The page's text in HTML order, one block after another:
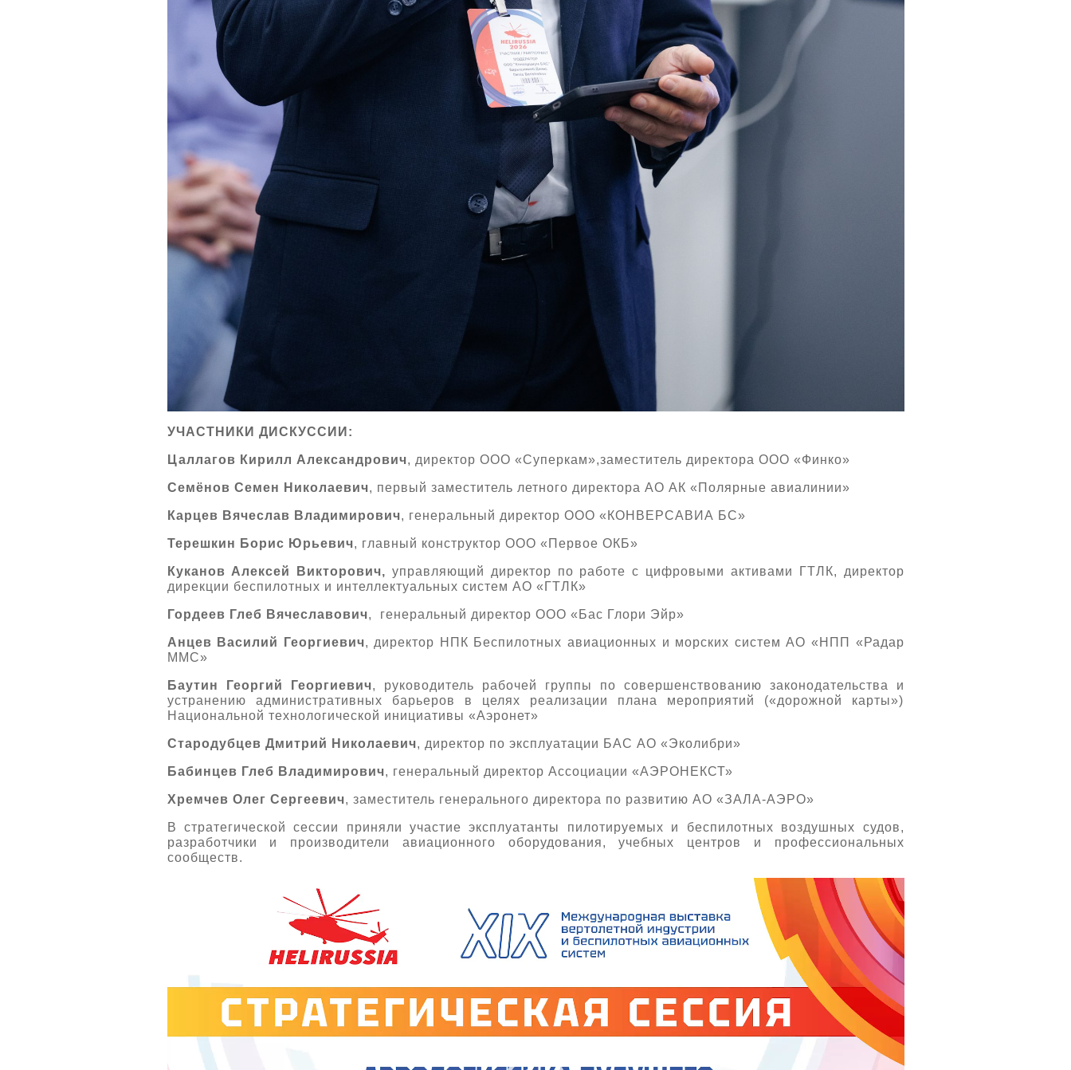
УЧАСТНИКИ ДИСКУССИИ:
Цаллагов Кирилл Александрович, директор ООО «Суперкам»,заместитель директора ООО «Финко»
Семёнов Семен Николаевич, первый заместитель летного директора АО АК «Полярные авиалинии»
Карцев Вячеслав Владимирович, генеральный директор ООО «КОНВЕРСАВИА БС»
Терешкин Борис Юрьевич, главный конструктор ООО «Первое ОКБ»
Куканов Алексей Викторович, управляющий директор по работе с цифровыми активами ГТЛК, директор
дирекции беспилотных и интеллектуальных систем АО «ГТЛК»
Гордеев Глеб Вячеславович, генеральный директор ООО «Бас Глори Эйр»
Анцев Василий Георгиевич, директор НПК Беспилотных авиационных и морских систем АО «НПП «Радар
ММС»
Баутин Георгий Георгиевич, руководитель рабочей группы по совершенствованию законодательства и
устранению административных барьеров в целях реализации плана мероприятий («дорожной карты»)
Национальной технологической инициативы «Аэронет»
Стародубцев Дмитрий Николаевич, директор по эксплуатации БАС АО «Эколибри»
Бабинцев Глеб Владимирович, генеральный директор Ассоциации «АЭРОНЕКСТ»
Хремчев Олег Сергеевич, заместитель генерального директора по развитию АО «ЗАЛА-АЭРО»
В стратегической сессии приняли участие эксплуатанты пилотируемых и беспилотных воздушных судов,
разработчики и производители авиационного оборудования, учебных центров и профессиональных
сообществ.